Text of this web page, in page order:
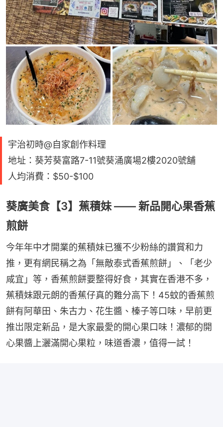
宇治初時@自家創作料理
地址：葵芳葵富路7-11號葵涌廣場2樓2020號舖
人均消費：$50-$100
葵廣美食【3】蕉積妹 —— 新品開心果香蕉
煎餅
今年年中才開業的蕉積妹已獲不少粉絲的讚賞和力
推，更有網民稱之為「無敵泰式香蕉煎餅」、「老少
咸宜」等，香蕉煎餅要整得好食，其實在香港不多，
蕉積妹跟元朗的香蕉仔真的難分高下！45蚊的香蕉煎
餅有阿華田、朱古力、花生醬、榛子等口味，早前更
推岀限定新品，是大家最愛的開心果口味！濃郁的開
心果醬上灑滿開心果粒，味道香濃，值得一試！